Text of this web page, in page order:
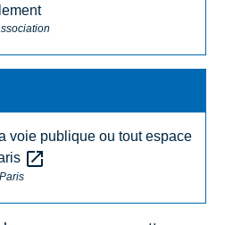
voie publique ou tout espace
open_in_new